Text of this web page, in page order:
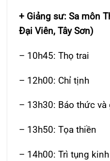
+ Giảng sư: Sa môn
Đại Viên, Tây Sơn)
– 10h45: Thọ trai
– 12h00: Chỉ tịnh
– 13h30: Báo thức và
– 13h50: Tọa thiền
– 14h00: Trì tụng